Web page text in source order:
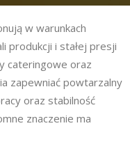
w warunkach
produkcji i stałej presji
cateringowe oraz
zapewniać powtarzalny
oraz stabilność
znaczenie ma